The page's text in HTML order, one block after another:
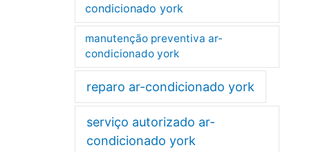
condicionado york
manutenção preventiva ar-
condicionado york
reparo ar-condicionado york
serviço autorizado ar-
condicionado york